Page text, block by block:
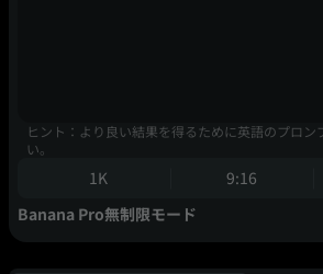
ヒント：より良い結果を得るために英語のプロン
い。
1K 9:16
Banana Pro無制限モード